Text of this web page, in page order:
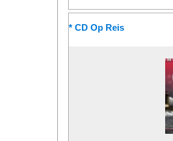
* CD Op Reis